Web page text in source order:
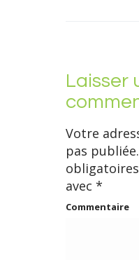
Laisser
Votre
pas publiée.
avec *
Commentaire